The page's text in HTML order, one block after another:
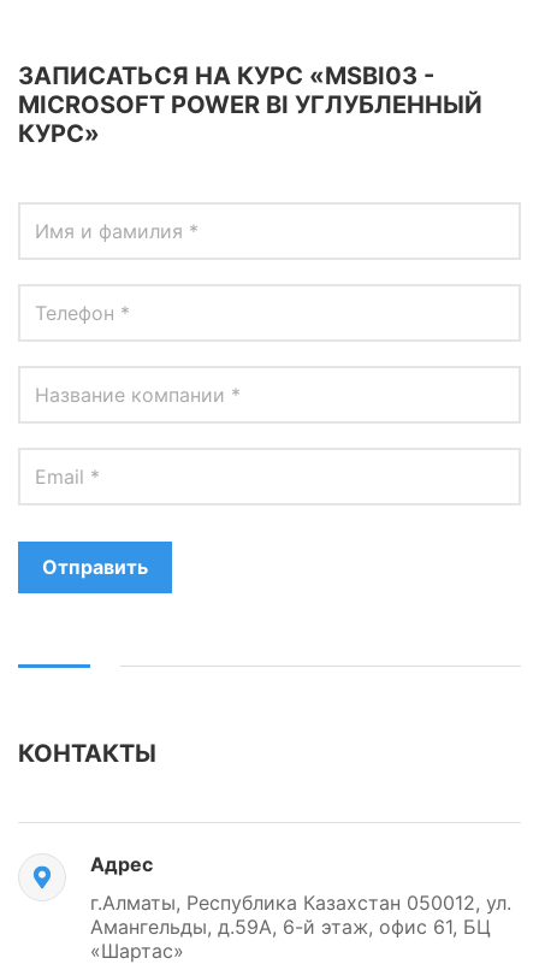
ЗАПИСАТЬСЯ НА КУРС «MSBI03 -
MICROSOFT POWER BI УГЛУБЛЕННЫЙ
КУРС»
Отправить
КОНТАКТЫ
Адрес
г.Алматы, Республика Казахстан 050012, ул.
Амангельды, д.59А, 6-й этаж, офис 61, БЦ
«Шартас»